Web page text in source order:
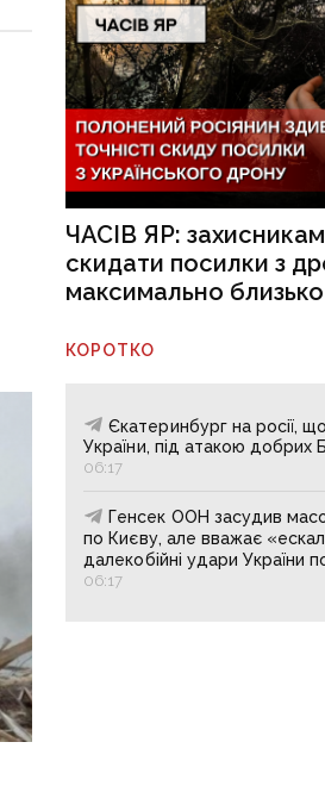
ЧАСІВ ЯР:
скидати посилки з
максимально
КОРОТКО
Єкатеринбург на росії,
України, під атакою добрих
06:17
Генсек ООН засудив
по Києву, але вважає
далекобійні удари України
06:17